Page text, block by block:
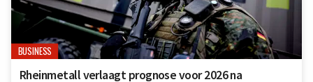
BUSINESS
Rheinmetall verlaagt prognose voor 2026 na